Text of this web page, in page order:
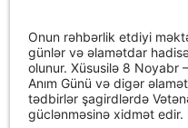
Onun rəhbərlik etdiyi
günlər və əlamətdar
olunur. Xüsusilə 8 Noyabr
Anım Günü və digər
tədbirlər şagirdlərdə
güclənməsinə xidmət edir.